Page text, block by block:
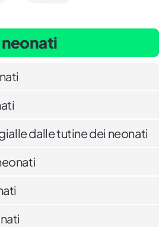
dalle tutine dei neonati